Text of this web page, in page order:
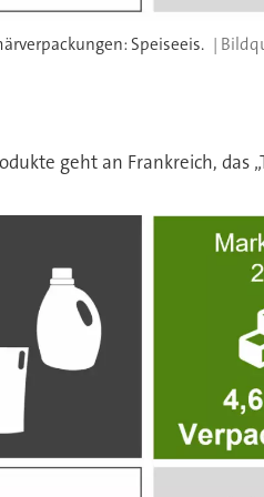
Speiseeis.
geht an Frankreich, das